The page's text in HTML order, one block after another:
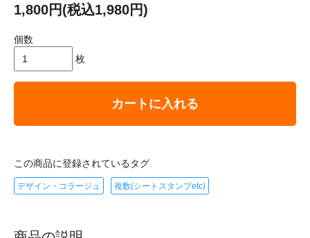
1,800円(税込1,980円)
個数
枚
カートに入れる
この商品に登録されているタグ
デザイン・コラージュ 複数(シートスタンプetc)